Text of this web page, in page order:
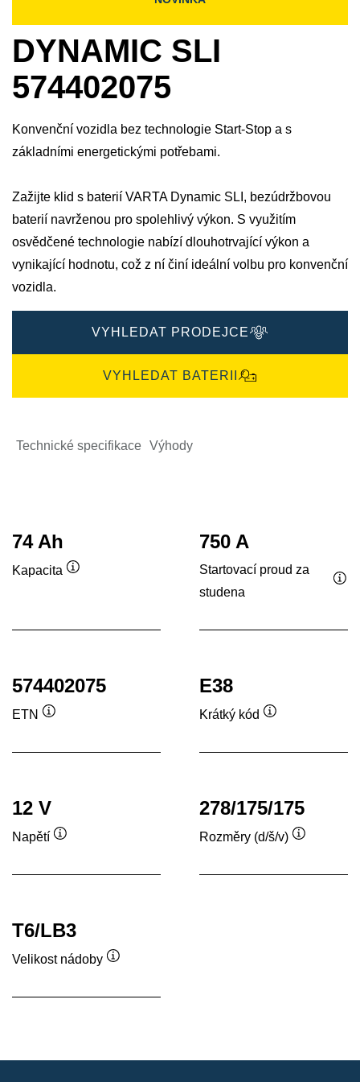
DYNAMIC SLI
574402075
Konvenční vozidla bez technologie Start-Stop a s
základními energetickými potřebami.
Zažijte klid s baterií VARTA Dynamic SLI, bezúdržbovou
baterií navrženou pro spolehlivý výkon. S využitím
osvědčené technologie nabízí dlouhotrvající výkon a
vynikající hodnotu, což z ní činí ideální volbu pro konvenční
vozidla.
VYHLEDAT PRODEJCE
VYHLEDAT BATERII
Technické specifikace Výhody
74 Ah
Kapacita
750 A
Startovací proud za
studena
574402075
ETN
E38
Krátký kód
12 V
Napětí
278/175/175
Rozměry (d/š/v)
T6/LB3
Velikost nádoby